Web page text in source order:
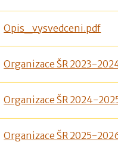
Opis_vysvedceni.pdf
Organizace ŠR 2023-
Organizace ŠR 2024-
Organizace ŠR 2025-